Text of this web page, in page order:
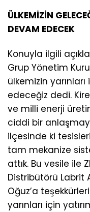
ÜLKEMİZİN
DEVAM EDECEK
Konuyla ilgili
Grup Yönetim
ülkemizin
edeceğiz dedi.
ve milli enerji
ciddi bir
ilçesinde ki
tam mekanize
attık. Bu vesile ile
Distribütörü Labrit
Oğuz’a
yarınları için